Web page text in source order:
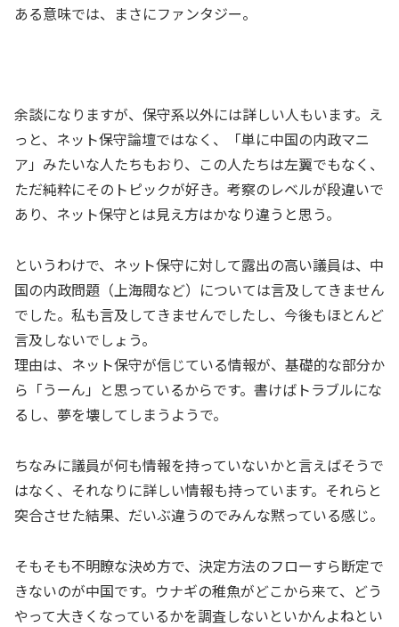
ある意味では、まさにファンタジー。
余談になりますが、保守系以外には詳しい人もいます。え
っと、ネット保守論壇ではなく、「単に中国の内政マニ
ア」みたいな人たちもおり、この人たちは左翼でもなく、
ただ純粋にそのトピックが好き。考察のレベルが段違いで
あり、ネット保守とは見え方はかなり違うと思う。
というわけで、ネット保守に対して露出の高い議員は、中
国の内政問題（上海閥など）については言及してきません
でした。私も言及してきませんでしたし、今後もほとんど
言及しないでしょう。
理由は、ネット保守が信じている情報が、基礎的な部分か
ら「うーん」と思っているからです。書けばトラブルにな
るし、夢を壊してしまうようで。
ちなみに議員が何も情報を持っていないかと言えばそうで
はなく、それなりに詳しい情報も持っています。それらと
突合させた結果、だいぶ違うのでみんな黙っている感じ。
そもそも不明瞭な決め方で、決定方法のフローすら断定で
きないのが中国です。ウナギの稚魚がどこから来て、どう
やって大きくなっているかを調査しないといかんよねとい